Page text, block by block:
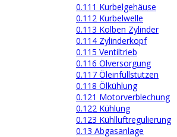
0.111 Kurbelgehäuse
0.112 Kurbelwelle
0.113 Kolben Zylinder
0.114 Zylinderkopf
0.115 Ventiltrieb
0.116 Ölversorgung
0.117 Öleinfüllstutzen
0.118 Ölkühlung
0.121 Motorverblechung
0.122 Kühlung
0.123 Kühlluftregulierung
0.13 Abgasanlage